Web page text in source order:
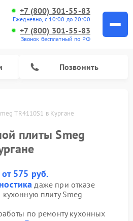
+7 (800) 301-55-83
Ежедневно, с 10:00 до 20:00
+7 (800) 301-55-83
Звонок бесплатный по РФ
Позвонить
TR4110S1 в Кургане
плиты Smeg
от 575 руб.
даже при отказе
плиту Smeg
по ремонту кухонных